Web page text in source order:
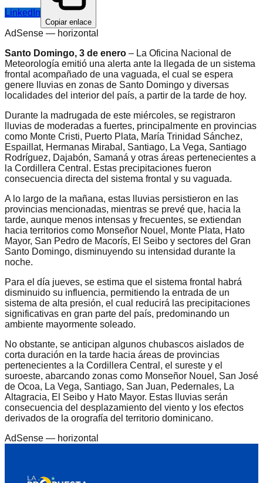
LinkedIn
Copiar enlace
AdSense — horizontal
Santo Domingo, 3 de enero – La Oficina Nacional de
Meteorología emitió una alerta ante la llegada de un sistema
frontal acompañado de una vaguada, el cual se espera
genere lluvias en zonas de Santo Domingo y diversas
localidades del interior del país, a partir de la tarde de hoy.
Durante la madrugada de este miércoles, se registraron
lluvias de moderadas a fuertes, principalmente en provincias
como Monte Cristi, Puerto Plata, María Trinidad Sánchez,
Espaillat, Hermanas Mirabal, Santiago, La Vega, Santiago
Rodríguez, Dajabón, Samaná y otras áreas pertenecientes a
la Cordillera Central. Estas precipitaciones fueron
consecuencia directa del sistema frontal y su vaguada.
A lo largo de la mañana, estas lluvias persistieron en las
provincias mencionadas, mientras se prevé que, hacia la
tarde, aunque menos intensas y frecuentes, se extiendan
hacia territorios como Monseñor Nouel, Monte Plata, Hato
Mayor, San Pedro de Macorís, El Seibo y sectores del Gran
Santo Domingo, disminuyendo su intensidad durante la
noche.
Para el día jueves, se estima que el sistema frontal habrá
disminuido su influencia, permitiendo la entrada de un
sistema de alta presión, el cual reducirá las precipitaciones
significativas en gran parte del país, predominando un
ambiente mayormente soleado.
No obstante, se anticipan algunos chubascos aislados de
corta duración en la tarde hacia áreas de provincias
pertenecientes a la Cordillera Central, el sureste y el
suroeste, abarcando zonas como Monseñor Nouel, San José
de Ocoa, La Vega, Santiago, San Juan, Pedernales, La
Altagracia, El Seibo y Hato Mayor. Estas lluvias serán
consecuencia del desplazamiento del viento y los efectos
derivados de la orografía del territorio dominicano.
AdSense — horizontal